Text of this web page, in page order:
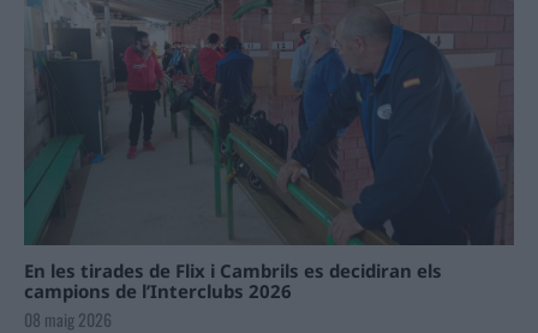
En les tirades de Flix i Cambrils es decidiran els
campions de l’Interclubs 2026
08 maig 2026